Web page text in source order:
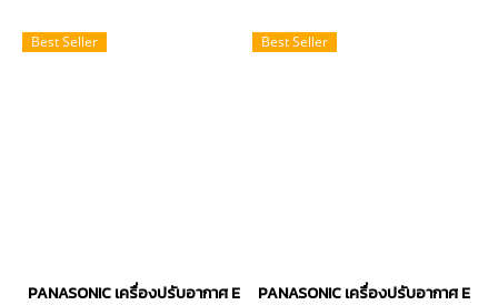
ดีไซน์สุดโฉบเฉี่ยวของ Golden
Best Seller
PANASONIC เครื่องปรับอากาศ Eco Non-Inverter YN Series (YKT) CS/
Best Seller
PANASONIC เครื่องปรับอากาศ